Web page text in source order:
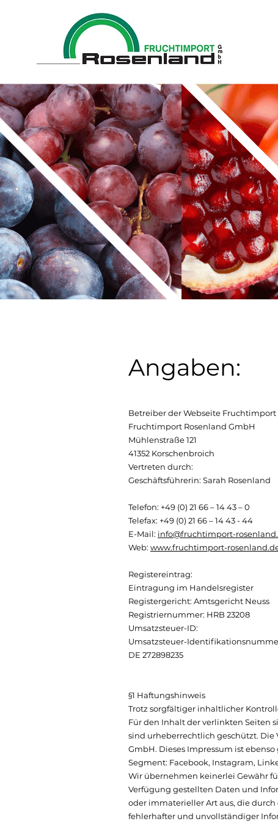
Angaben:
Betreiber der Webseite Fruchtimport
Fruchtimport Rosenland GmbH
Mühlenstraße 121
41352 Korschenbroich
Vertreten durch:
Geschäftsführerin: Sarah Rosenland
Telefon: +49 (0) 21 66 – 14 43 – 0
Telefax: +49 (0) 21 66 – 14 43 - 44
E-Mail: info@fruchtimport-
Web: www.fruchtimport-
Registereintrag:
Eintragung im Handelsregister
Registergericht: Amtsgericht Neuss
Registriernummer: HRB 23208
Umsatzsteuer-ID:
Umsatzsteuer-
DE 272898235
§1 Haftungshinweis
Trotz sorgfältiger inhaltlicher
Für den Inhalt der verlinkten Seiten
sind urheberrechtlich geschützt.
GmbH. Dieses Impressum ist
Segment: Facebook, Instagram,
Wir übernehmen keinerlei Gewähr
Verfügung gestellten Daten und
oder immaterieller Art aus, die
fehlerhafter und unvollständiger